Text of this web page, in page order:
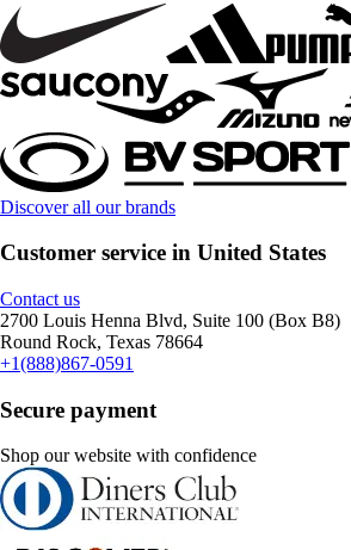
Discover all our brands
Customer service in United States
Contact us
2700 Louis Henna Blvd, Suite 100 (Box B8)
Round Rock, Texas 78664
+1(888)867-0591
Secure payment
Shop our website with confidence